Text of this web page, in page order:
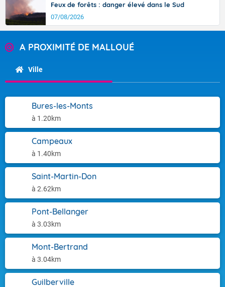
Feux de forêts : danger élevé dans le Sud
07/08/2026
A PROXIMITÉ DE MALLOUÉ
Ville
Bures-les-Monts
à 1.20km
Campeaux
à 1.40km
Saint-Martin-Don
à 2.62km
Pont-Bellanger
à 3.03km
Mont-Bertrand
à 3.04km
Guilberville